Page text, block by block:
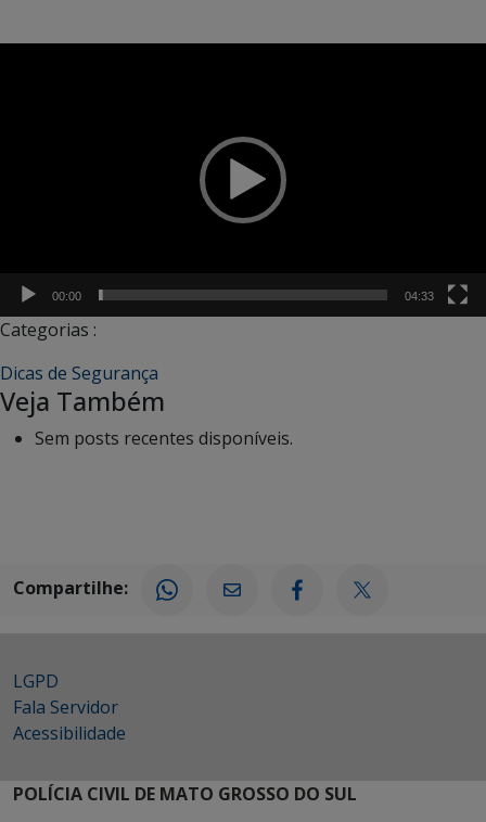
00:00 04:33
Categorias :
Dicas de Segurança
Veja Também
Sem posts recentes disponíveis.
Compartilhe:
LGPD
Fala Servidor
Acessibilidade
POLÍCIA CIVIL DE MATO GROSSO DO SUL